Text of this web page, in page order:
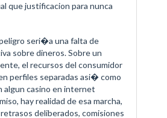
que justificacion para nunca
seri�a una falta de
sobre dineros. Sobre un
el recursos del consumidor
perfiles separadas asi� como
algun casino en internet
hay realidad de esa marcha,
deliberados, comisiones